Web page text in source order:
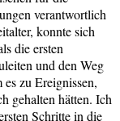
verantwortlich
konnte sich
die ersten
und den Weg
zu Ereignissen,
gehalten hätten. Ich
Schritte in die